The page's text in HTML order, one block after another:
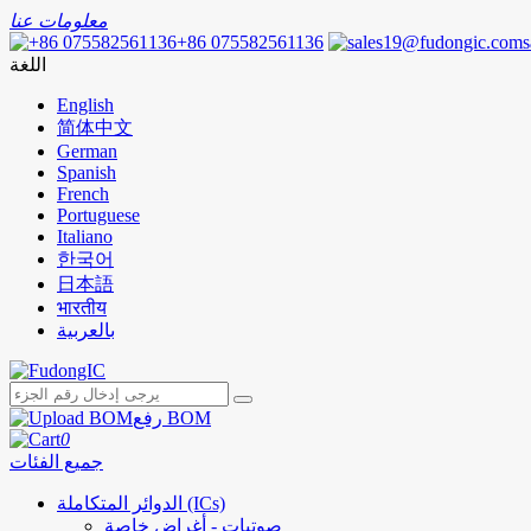
معلومات عنا
+86 075582561136
اللغة
English
简体中文
German
Spanish
French
Portuguese
Italiano
한국어
日本語
भारतीय
بالعربية
رفع BOM
0
جميع الفئات
الدوائر المتكاملة (ICs)
صوتيات - أغراض خاصة